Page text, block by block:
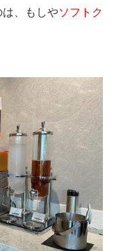
、もしやソフトク